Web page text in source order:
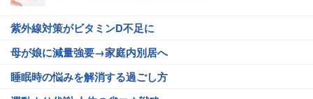
紫外線対策がビタミンD不足に
母が娘に減量強要→家庭内別居へ
睡眠時の悩みを解消する過ごし方